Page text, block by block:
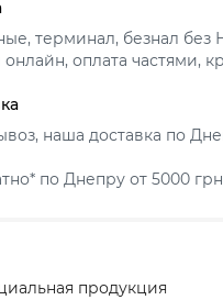
терминал, безнал без
онлайн, оплата частями,
наша доставка по
по Днепру от 5000
продукция